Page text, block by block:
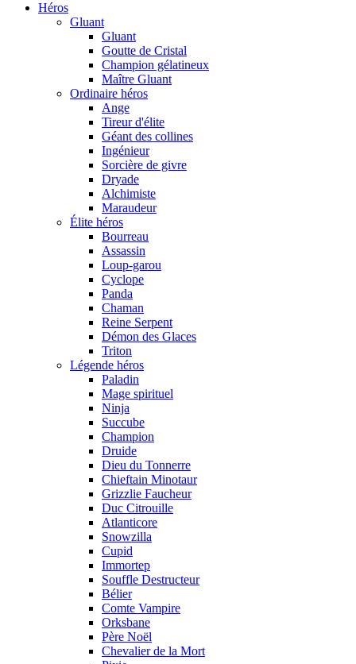
Héros
Gluant
Gluant
Goutte de Cristal
Champion gélatineux
Maître Gluant
Ordinaire héros
Ange
Tireur d'élite
Géant des collines
Ingénieur
Sorcière de givre
Dryade
Alchimiste
Maraudeur
Élite héros
Bourreau
Assassin
Loup-garou
Cyclope
Panda
Chaman
Reine Serpent
Démon des Glaces
Triton
Légende héros
Paladin
Mage spirituel
Ninja
Succube
Champion
Druide
Dieu du Tonnerre
Chieftain Minotaur
Grizzlie Faucheur
Duc Citrouille
Atlanticore
Snowzilla
Cupid
Immortep
Souffle Destructeur
Bélier
Comte Vampire
Orksbane
Père Noël
Chevalier de la Mort